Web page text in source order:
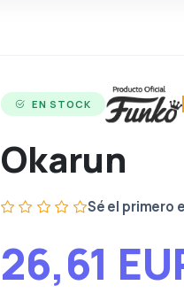
EN STOCK
Okarun
Sé el primero
26,61